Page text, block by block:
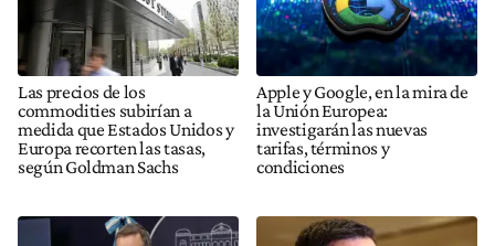
Las precios de los
commodities subirían a
medida que Estados Unidos y
Europa recorten las tasas,
según Goldman Sachs
Apple y Google, en la mira de
la Unión Europea:
investigarán las nuevas
tarifas, términos y
condiciones